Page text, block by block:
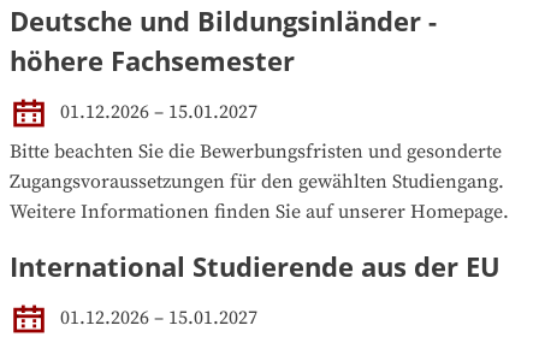
Deutsche und Bildungsinländer -
höhere Fachsemester
01.12.2026 – 15.01.2027
Bitte beachten Sie die Bewerbungsfristen und gesonderte
Zugangsvoraussetzungen für den gewählten Studiengang.
Weitere Informationen finden Sie auf unserer Homepage.
International Studierende aus der EU
01.12.2026 – 15.01.2027